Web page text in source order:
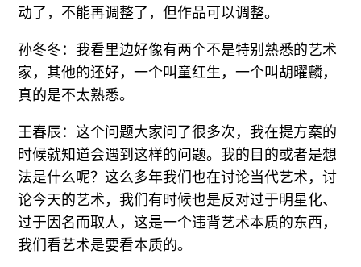
动了，不能再调整了，但作品可以调整。
孙冬冬：我看里边好像有两个不是特别熟悉的艺术
家，其他的还好，一个叫童红生，一个叫胡曜麟，
真的是不太熟悉。
王春辰：这个问题大家问了很多次，我在提方案的
时候就知道会遇到这样的问题。我的目的或者是想
法是什么呢？这么多年我们也在讨论当代艺术，讨
论今天的艺术，我们有时候也是反对过于明星化、
过于因名而取人，这是一个违背艺术本质的东西，
我们看艺术是要看本质的。